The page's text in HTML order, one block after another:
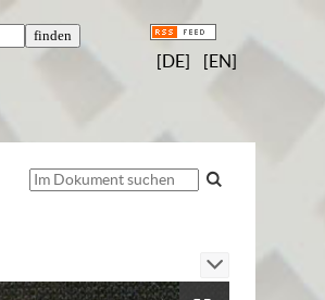
[DE] [EN]